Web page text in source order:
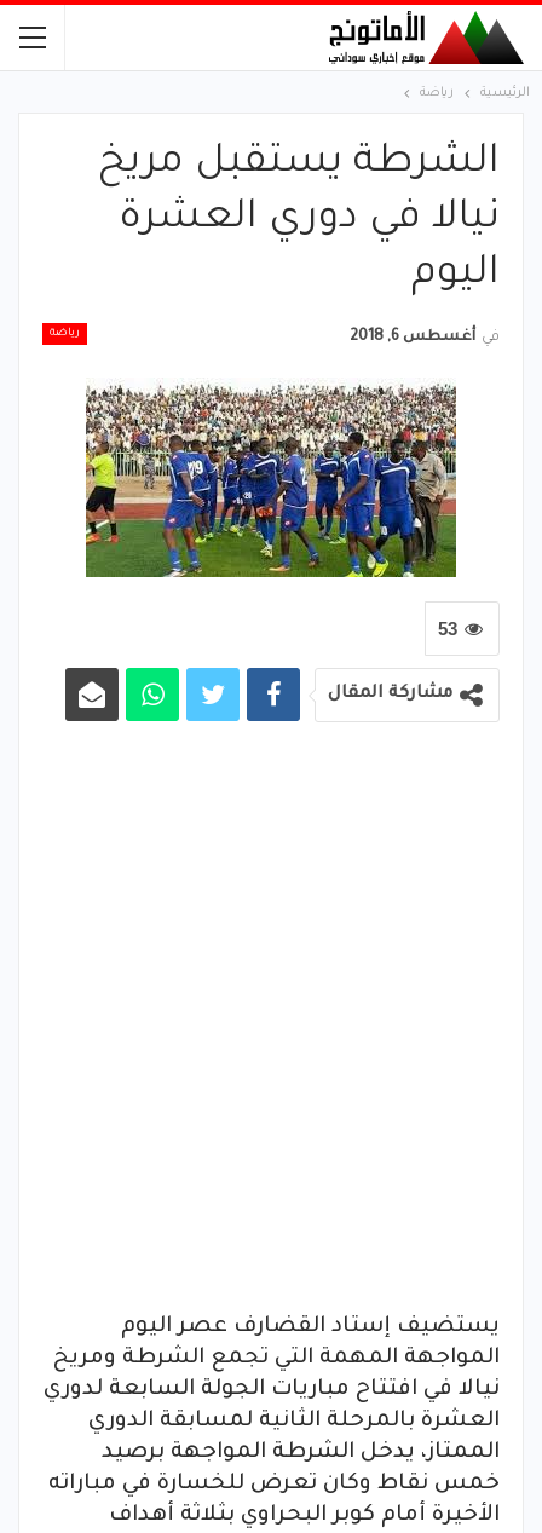
الرئيسية رياضة
الشرطة يستقبل مريخ
نيالا في دوري العشرة
اليوم
رياضة في أغسطس 6, 2018
53
مشاركة المقال
يستضيف إستاد القضارف عصر اليوم
المواجهة المهمة التي تجمع الشرطة ومريخ
نيالا في افتتاح مباريات الجولة السابعة لدوري
العشرة بالمرحلة الثانية لمسابقة الدوري
الممتاز، يدخل الشرطة المواجهة برصيد
خمس نقاط وكان تعرض للخسارة في مباراته
الأخيرة أمام كوبر البحراوي بثلاثة أهداف